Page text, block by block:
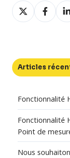
Partager
sur
Partager
sur
sur
Articles
Fonctionnalité
Fonctionnalité
Point de
Nous